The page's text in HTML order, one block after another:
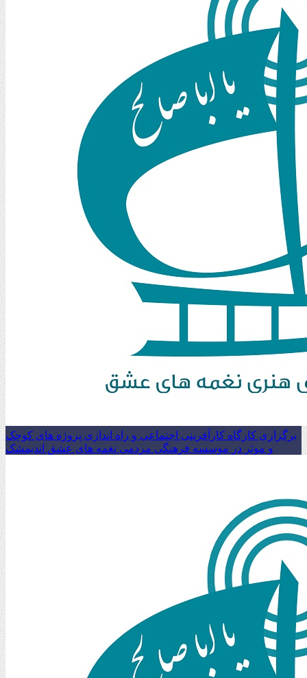
برگزاری کارگاه کارآفرینی اجتماعی و راه اندازی پروژه های کوچک
و موثر در موسسه فرهنگی مردمی نغمه های عشق اندیمشک